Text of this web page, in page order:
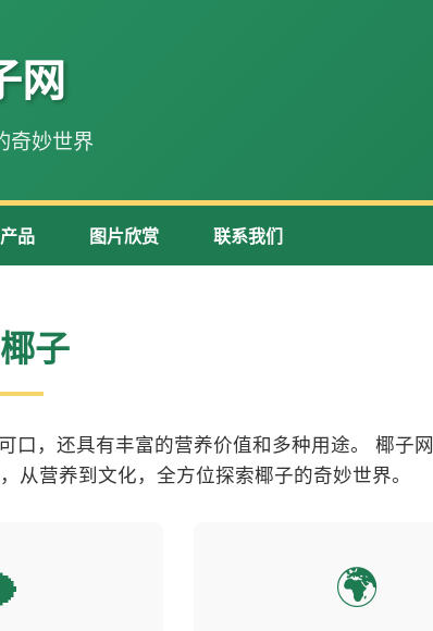
网
奇妙世界
品 图片欣赏 联系我们
子
口，还具有丰富的营养价值和多种用途。 椰子网
营养到文化，全方位探索椰子的奇妙世界。
🌍